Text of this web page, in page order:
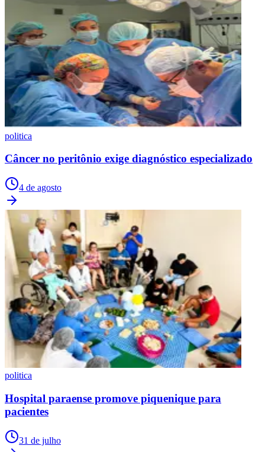
politica
Câncer no peritônio exige diagnóstico especializado
4 de agosto
politica
Hospital paraense promove piquenique para
pacientes
31 de julho